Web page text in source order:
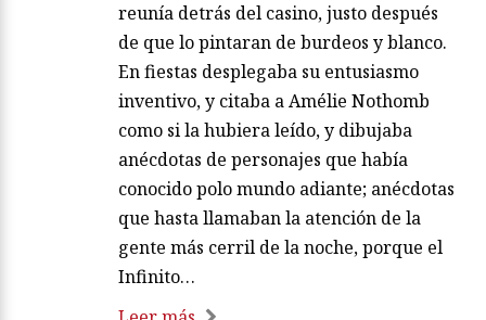
reunía detrás del casino, justo después
de que lo pintaran de burdeos y blanco.
En fiestas desplegaba su entusiasmo
inventivo, y citaba a Amélie Nothomb
como si la hubiera leído, y dibujaba
anécdotas de personajes que había
conocido polo mundo adiante; anécdotas
que hasta llamaban la atención de la
gente más cerril de la noche, porque el
Infinito…